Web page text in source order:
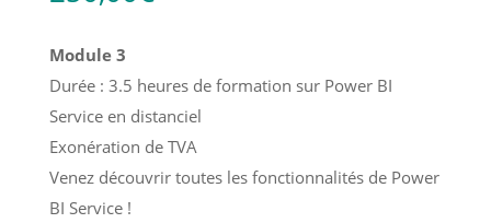
Module 3
Durée : 3.5 heures de formation sur Power BI
Service en distanciel
Exonération de TVA
Venez découvrir toutes les fonctionnalités de Power
BI Service !